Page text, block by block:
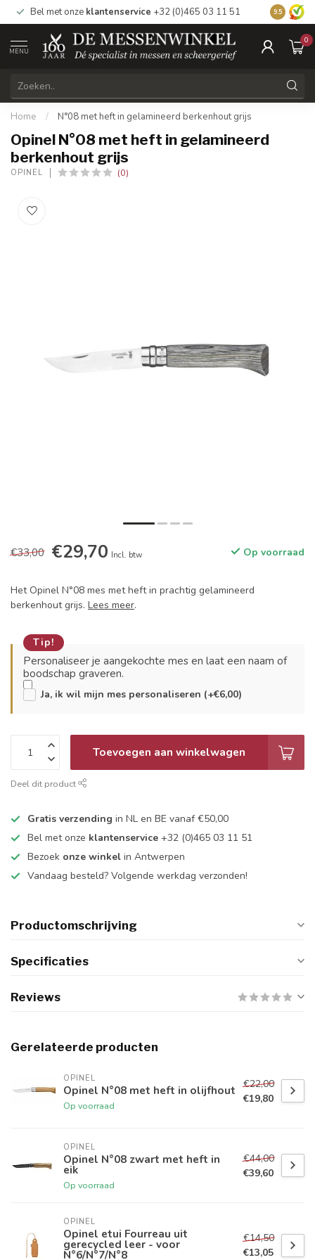
Bel met onze klantenservice +32 (0)465 03 11 51 Bezoek
9.5
MENU
0
Home / N°08 met heft in gelamineerd berkenhout grijs
Opinel N°08 met heft in gelamineerd
berkenhout grijs
OPINEL (0)
€33,00 €29,70 Incl. btw Op voorraad
Het Opinel N°08 mes met heft in prachtig gelamineerd
berkenhout grijs. Lees meer.
Tip!
Personaliseer je aangekochte mes en laat een naam of
boodschap graveren.
Ja, ik wil mijn mes personaliseren (+€6,00)
Toevoegen aan winkelwagen
Deel dit product
Gratis verzending in NL en BE vanaf €50,00
Bel met onze klantenservice +32 (0)465 03 11 51
Bezoek onze winkel in Antwerpen
Vandaag besteld? Volgende werkdag verzonden!
Productomschrijving
Specificaties
Reviews
Gerelateerde producten
OPINEL
Opinel N°08 met heft in olijfhout
Op voorraad
€22,00
€19,80
OPINEL
Opinel N°08 zwart met heft in
eik
Op voorraad
€44,00
€39,60
OPINEL
Opinel etui Fourreau uit
gerecycled leer - voor
N°6/N°7/N°8
€14,50
€13,05